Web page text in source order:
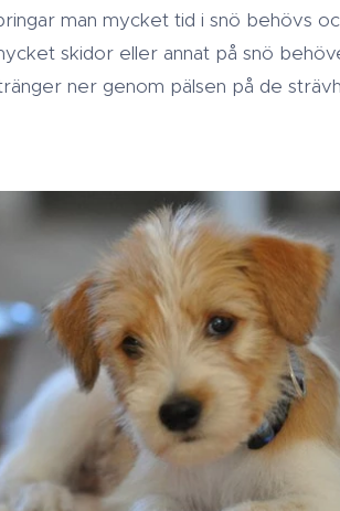
man mycket tid i snö behövs
skidor eller annat på snö
ner genom pälsen på de